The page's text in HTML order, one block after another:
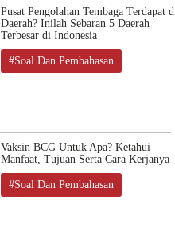
Pusat Pengolahan Tembaga Terdapat
Daerah? Inilah Sebaran 5 Daerah
Terbesar di Indonesia
#Soal Dan Pembahasan
Vaksin BCG Untuk Apa? Ketahui
Manfaat, Tujuan Serta Cara Kerjanya
#Soal Dan Pembahasan